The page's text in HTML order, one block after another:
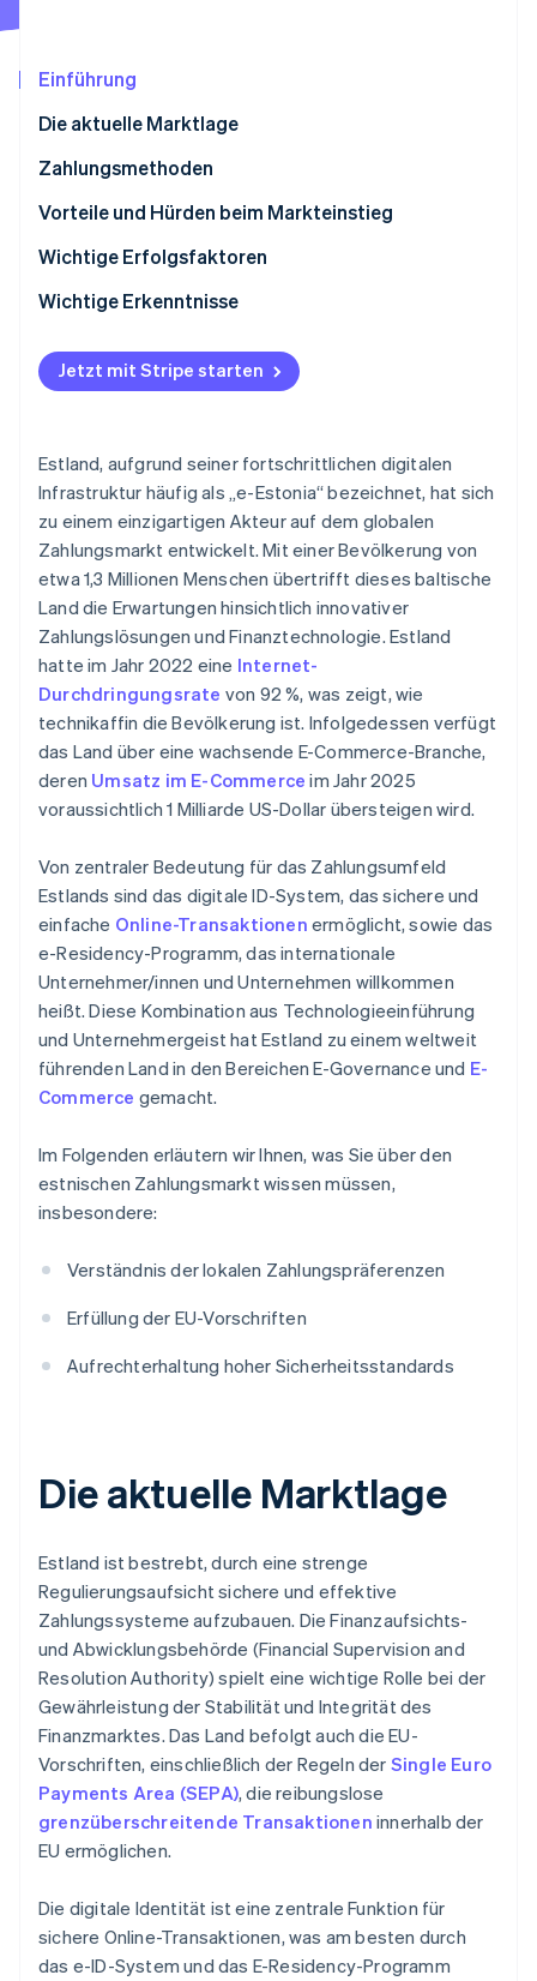
CO₂-Entnahme
Identity
Online-Identitätsprüfung
Jetzt ansehen
Einführung
Die aktuelle Marktlage
Zahlungsmethoden
Verwendung
Trends
Vorteile und Hürden beim Markteinstieg
Steuern
Rückbuchungen und Zahlungsanfechtungen
Internationale Zahlungen
Sicherheit und Datenschutz
Wichtige Erfolgsfaktoren
Wichtige Erkenntnisse
Lokale Zahlungspräferenzen verstehen
Erfüllen der Daten- und Sicherheitsvorschriften
Jetzt mit Stripe starten
Estland, aufgrund seiner fortschrittlichen digitalen
Infrastruktur häufig als „e-Estonia“ bezeichnet, hat sich
zu einem einzigartigen Akteur auf dem globalen
Zahlungsmarkt entwickelt. Mit einer Bevölkerung von
etwa 1,3 Millionen Menschen übertrifft dieses baltische
Land die Erwartungen hinsichtlich innovativer
Zahlungslösungen und Finanztechnologie. Estland
hatte im Jahr 2022 eine Internet-
Durchdringungsrate von 92 %, was zeigt, wie
technikaffin die Bevölkerung ist. Infolgedessen verfügt
das Land über eine wachsende E-Commerce-Branche,
deren Umsatz im E-Commerce im Jahr 2025
voraussichtlich 1 Milliarde US-Dollar übersteigen wird.
Von zentraler Bedeutung für das Zahlungsumfeld
Estlands sind das digitale ID-System, das sichere und
einfache Online-Transaktionen ermöglicht, sowie das
e-Residency-Programm, das internationale
Unternehmer/innen und Unternehmen willkommen
heißt. Diese Kombination aus Technologieeinführung
und Unternehmergeist hat Estland zu einem weltweit
führenden Land in den Bereichen E-Governance und E-
Commerce gemacht.
Im Folgenden erläutern wir Ihnen, was Sie über den
estnischen Zahlungsmarkt wissen müssen,
insbesondere:
Verständnis der lokalen Zahlungspräferenzen
Erfüllung der EU-Vorschriften
Aufrechterhaltung hoher Sicherheitsstandards
Die aktuelle Marktlage
Estland ist bestrebt, durch eine strenge
Regulierungsaufsicht sichere und effektive
Zahlungssysteme aufzubauen. Die Finanzaufsichts-
und Abwicklungsbehörde (Financial Supervision and
Resolution Authority) spielt eine wichtige Rolle bei der
Gewährleistung der Stabilität und Integrität des
Finanzmarktes. Das Land befolgt auch die EU-
Vorschriften, einschließlich der Regeln der Single Euro
Payments Area (SEPA), die reibungslose
grenzüberschreitende Transaktionen innerhalb der
EU ermöglichen.
Die digitale Identität ist eine zentrale Funktion für
sichere Online-Transaktionen, was am besten durch
das e-ID-System und das E-Residency-Programm